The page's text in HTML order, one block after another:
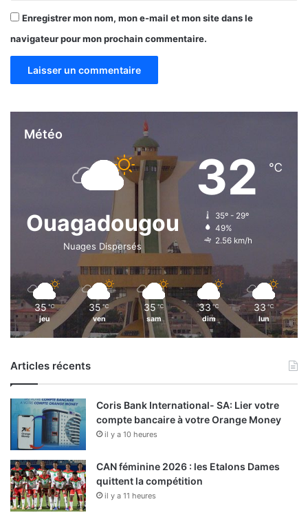
Enregistrer mon nom, mon e-mail et mon site dans le
navigateur pour mon prochain commentaire.
Météo
Ouagadougou
Nuages Dispersés
32 ℃
35º - 29º
49%
2.56 km/h
35 ℃
jeu
35 ℃
ven
35 ℃
sam
33 ℃
dim
33 ℃
lun
Articles récents
Coris Bank International- SA: Lier votre
compte bancaire à votre Orange Money
il y a 10 heures
CAN féminine 2026 : les Etalons Dames
quittent la compétition
il y a 11 heures